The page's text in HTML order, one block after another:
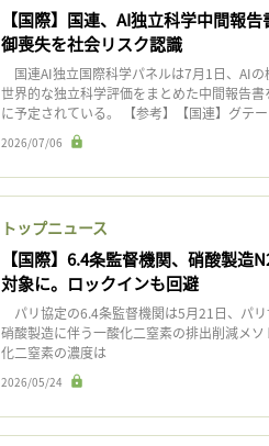
【国際】国連、AI独立科学中間報
御喪失を社会リスク認識
国連AI独立国際科学パネルは7月1日、AI
世界的な独立科学評価をまとめた中間報告
に予定されている。 【参考】【国連】グテ
2026/07/06
トップニュース
【国際】6.4条監督機関、硝酸製造
対象に。ロックインも回避
パリ協定の6.4条監督機関は5月21日、パリ
硝酸製造に伴う一酸化二窒素の排出削減メ
化二窒素の濃度は
2026/05/24